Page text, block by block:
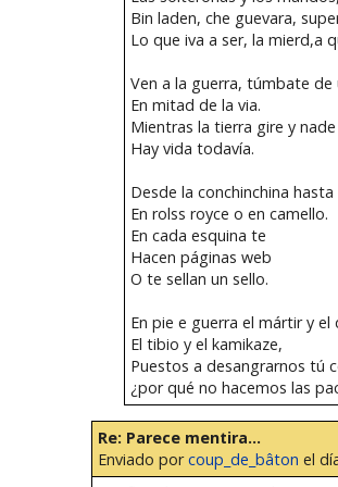
Bin laden, che guevara,
Lo que iva a ser, la mierd,a
Ven a la guerra, túmbate de
En mitad de la via.
Mientras la tierra gire y
Hay vida todavía.
Desde la conchinchina
En rolss royce o en camello.
En cada esquina te
Hacen páginas web
O te sellan un sello.
En pie e guerra el mártir y el
El tibio y el kamikaze,
Puestos a desangrarnos tú
¿por qué no hacemos las
Re: Parece mentira...
Enviado porcoup_de_bâton el